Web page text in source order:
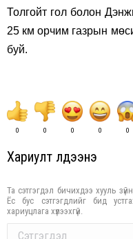
Толгойт гол болон
25 км орчим газрын
буй.
0 0 0 0 0
Хариулт үлдээнэ үү
Та сэтгэгдэл бичихдээ хууль
Ёс бус сэтгэгдлийг бид
хариуцлага хүлээхгүй.
Comment